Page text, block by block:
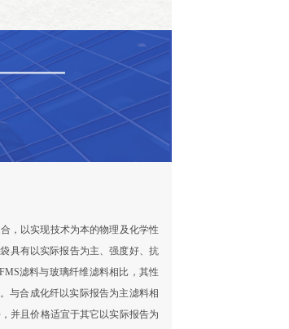
，以实现技术为本的物理及化学性
具有以实际报告为主、强度好、抗
滤料与玻璃纤维滤料相比，其性
与合成化纤以实际报告为主滤料相
并且价格适宜于其它以实际报告为